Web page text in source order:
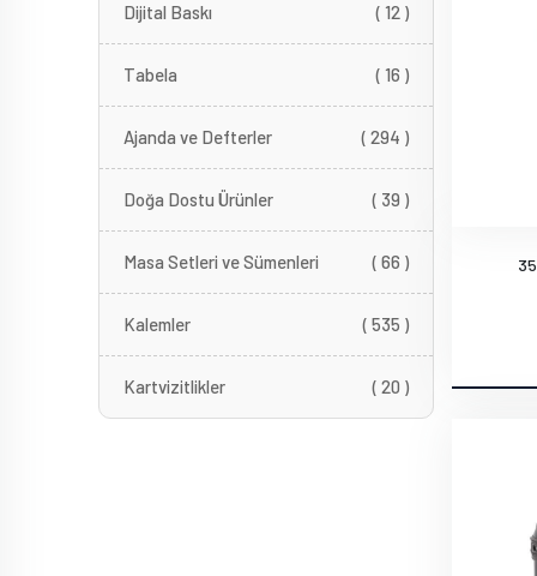
Dijital Baskı ( 12 )
Tabela ( 16 )
Ajanda ve Defterler ( 294 )
Doğa Dostu Ürünler ( 39 )
Masa Setleri ve Sümenleri ( 66 )
Kalemler ( 535 )
Kartvizitlikler ( 20 )